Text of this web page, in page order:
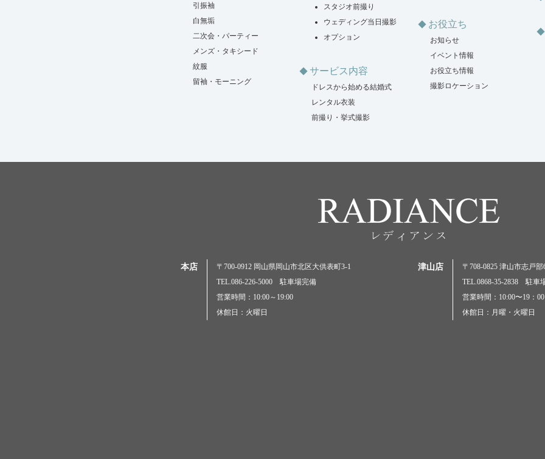
引振袖
白無垢
二次会・パーティー
メンズ・タキシード
紋服
留袖・モーニング
スタジオ前撮り
ウェディング当日撮影
オプション
サービス内容
ドレスから始める結婚式
レンタル衣装
前撮り・挙式撮影
お役立ち
お知らせ
イベント情報
お役立ち情報
撮影ロケーション
本店
〒700-0912 岡山県岡山市北区大供表町3-1
TEL.086-226-5000 駐車場完備
営業時間：10:00～19:00
休館日：火曜日
津山店
〒708-0825 津山市志戸部
TEL.0868-35-2838 駐車
営業時間：10:00〜19：00
休館日：月曜・火曜日